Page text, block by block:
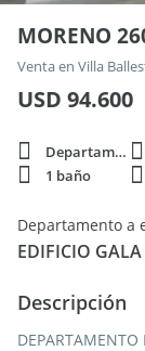
MORENO
Venta en Villa
USD 94.600
Departamento
1 baño
EDIFICIO
Descripción
DEPARTAMENTO